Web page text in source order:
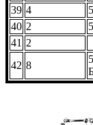
39 4
40 2
41 2
42 8